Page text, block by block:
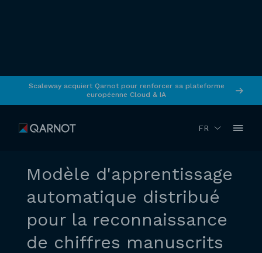
Scaleway acquiert Qarnot pour renforcer sa plateforme
européenne Cloud & IA
FR
ML & IA Janvier 20217
Modèle d'apprentissage
automatique distribué
pour la reconnaissance
de chiffres manuscrits